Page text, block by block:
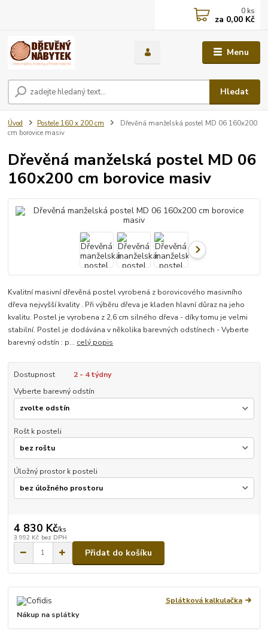
Menu
Hledat
0 ks
za 0,00 Kč
Úvod Postele 160 x 200 cm
Dřevěná manželská postel MD 06 160x200
cm borovice masiv
Dřevěná manželská postel MD 06
160x200 cm borovice masiv
Kvalitní masivní dřevěná postel vyrobená z borovicového masivního
dřeva nejvyšší kvality . Při výběru dřeva je kladen hlavní důraz na jeho
kvalitu. Postel je vyrobena z 2,6 cm silného dřeva - díky tomu je velmi
stabilní. Postel je dodávána v několika barevných odstínech - Vyberte
barevný odstín : p... celý popis
Dostupnost
2 - 4 týdny
Vyberte barevný odstín
Rošt k posteli
Úložný prostor k posteli
4 830 Kč/ks
3 992 Kč bez DPH
Přidat do košíku
Splátková kalkulačka
Nákup na splátky